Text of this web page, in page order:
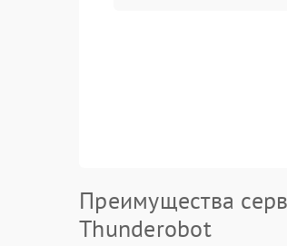
Преимущества
Thunderobot